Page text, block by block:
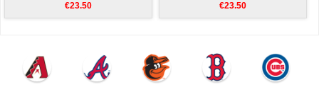
€23.50 €23.50